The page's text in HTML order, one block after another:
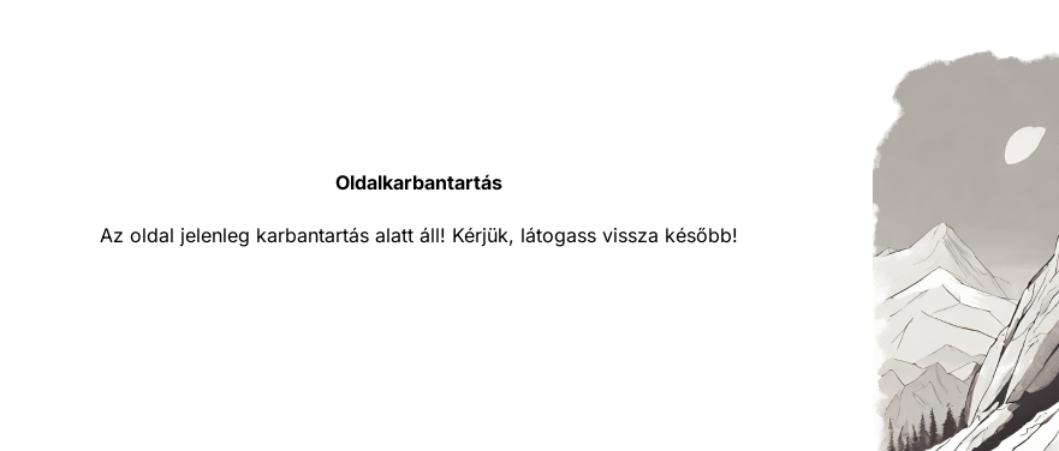
Oldalkarbantartás
Az oldal jelenleg karbantartás alatt áll! Kérjük, látogass vissza később!